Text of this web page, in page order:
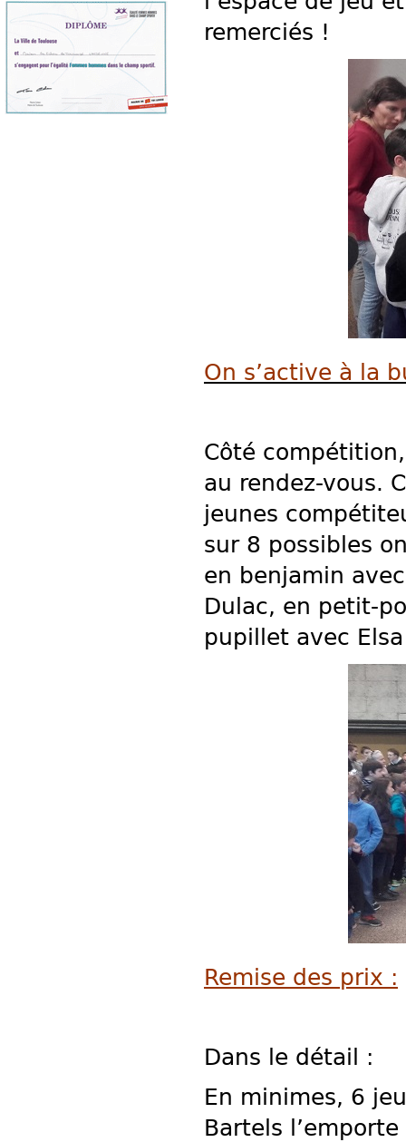
remerciés !
On s’active à la
Côté
au rendez-vous.
jeunes
sur 8 possibles
en benjamin
Dulac, en petit-
pupillet avec
Remise des prix :
Dans le détail :
En minimes, 6
Bartels